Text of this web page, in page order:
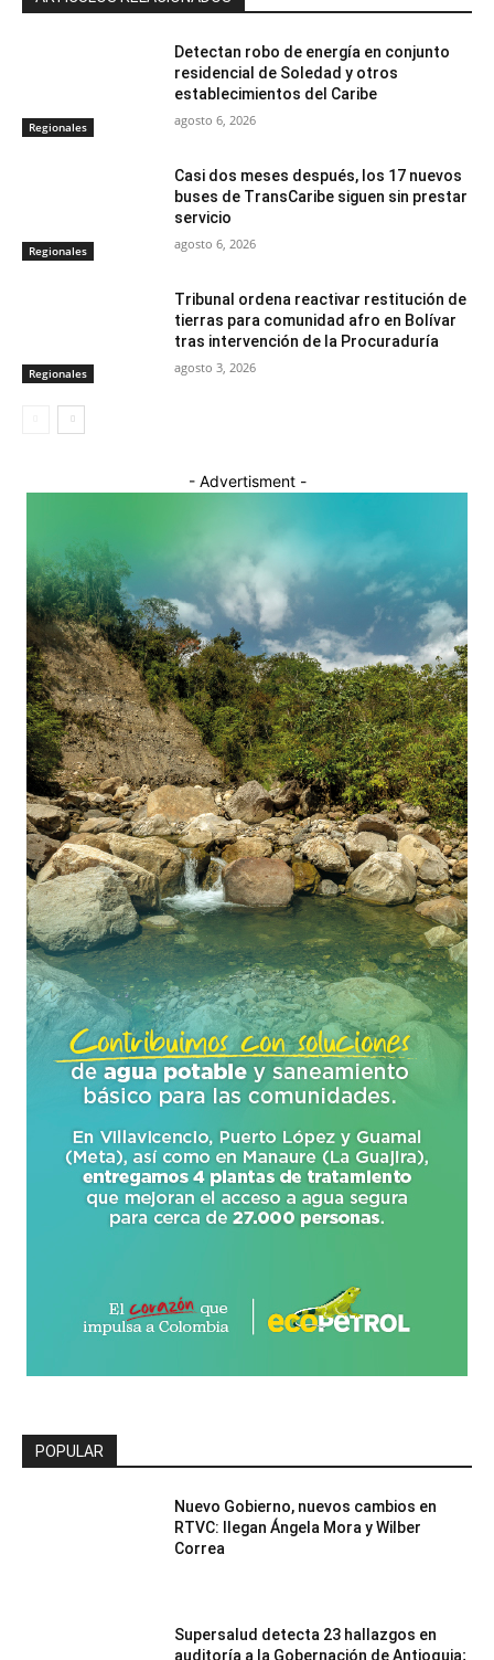
Regionales
Detectan robo de energía en conjunto
residencial de Soledad y otros
establecimientos del Caribe
agosto 6, 2026
Regionales
Casi dos meses después, los 17 nuevos
buses de TransCaribe siguen sin prestar
servicio
agosto 6, 2026
Regionales
Tribunal ordena reactivar restitución de
tierras para comunidad afro en Bolívar
tras intervención de la Procuraduría
agosto 3, 2026
- Advertisment -
POPULAR
Nuevo Gobierno, nuevos cambios en
RTVC: llegan Ángela Mora y Wilber
Correa
Supersalud detecta 23 hallazgos en
auditoría a la Gobernación de Antioquia;